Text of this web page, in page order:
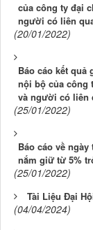
của công ty đại
người có liên
(20/01/2022)
Báo cáo kết
nội bộ của công
và người có liên
(25/01/2022)
Báo cáo về
nắm giữ từ 5%
(25/01/2022)
Tài Liệu Đại
(04/04/2024)